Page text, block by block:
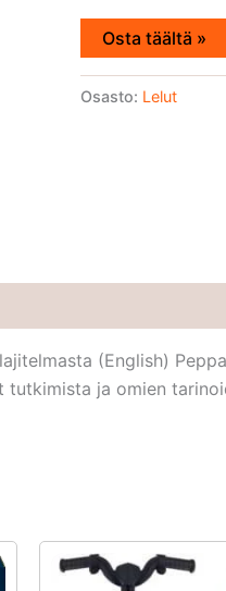
Osta täältä »
Osasto: Lelut
(English)
ja omien